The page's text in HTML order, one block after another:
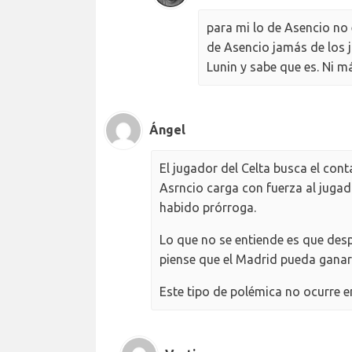
para mi lo de Asencio no
de Asencio jamás de los
Lunin y sabe que es. Ni
Ángel
El jugador del Celta busca el
Asrncio carga con fuerza al
habido prórroga.
Lo que no se entiende es que
piense que el Madrid pueda
Este tipo de polémica no ocurre